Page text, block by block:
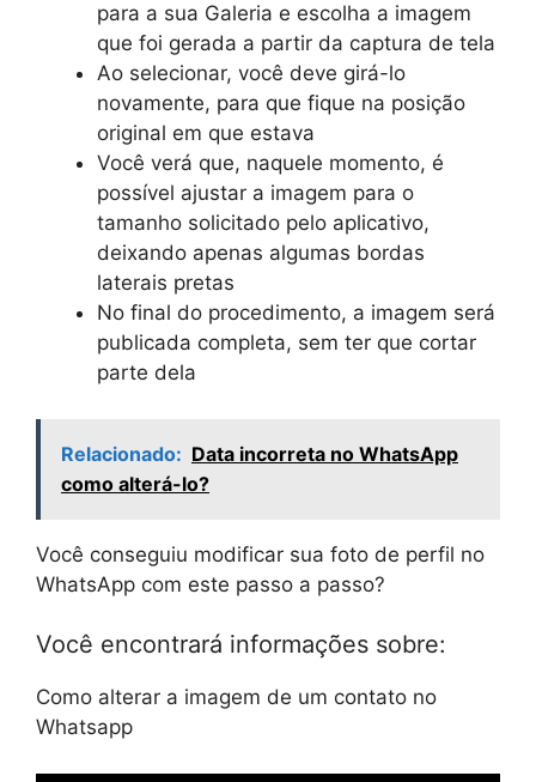
para a sua Galeria e escolha a imagem
que foi gerada a partir da captura de tela
Ao selecionar, você deve girá-lo
novamente, para que fique na posição
original em que estava
Você verá que, naquele momento, é
possível ajustar a imagem para o
tamanho solicitado pelo aplicativo,
deixando apenas algumas bordas
laterais pretas
No final do procedimento, a imagem será
publicada completa, sem ter que cortar
parte dela
Relacionado: Data incorreta no WhatsApp
como alterá-lo?
Você conseguiu modificar sua foto de perfil no
WhatsApp com este passo a passo?
Você encontrará informações sobre:
Como alterar a imagem de um contato no
Whatsapp